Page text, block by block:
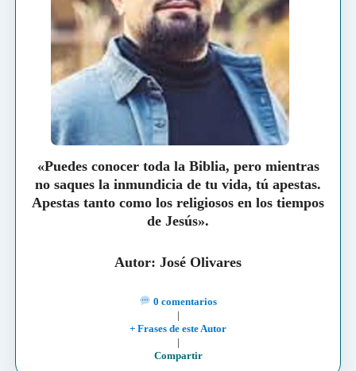
«Puedes conocer toda la Biblia, pero mientras
no saques la inmundicia de tu vida, tú apestas.
Apestas tanto como los religiosos en los tiempos
de Jesús».
Autor: José Olivares
0 comentarios
|
+ Frases de este Autor
|
Compartir